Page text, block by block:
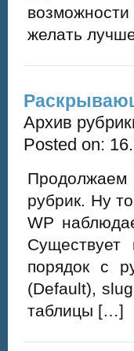
желать
Архив
Posted on:
Продолжаем
рубрик. Ну
WP
Существует
порядок с
(Default),
таблицы […]